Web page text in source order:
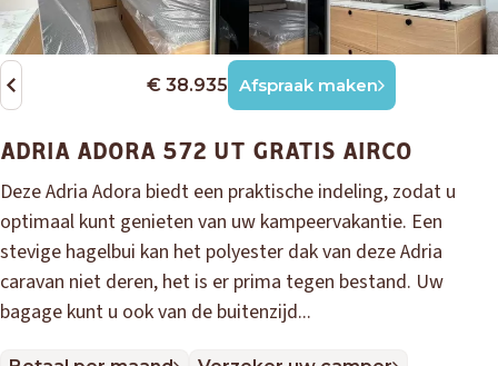
€ 38.935 Afspraak maken
ADRIA ADORA 572 UT GRATIS AIRCO
Deze Adria Adora biedt een praktische indeling, zodat u
optimaal kunt genieten van uw kampeervakantie. Een
stevige hagelbui kan het polyester dak van deze Adria
caravan niet deren, het is er prima tegen bestand. Uw
bagage kunt u ook van de buitenzijd...